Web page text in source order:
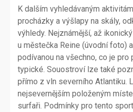
K dalším vyhledávaným
procházky a výšlapy na skály,
výhledy. Nejznámější, až
u městečka Reine (úvodní foto)
podívanou na všechno, co je pro
typické. Souostroví lze také
přímo z vln severního Atlantiku.
nejsevernějším položeným
surfaři. Podmínky pro tento